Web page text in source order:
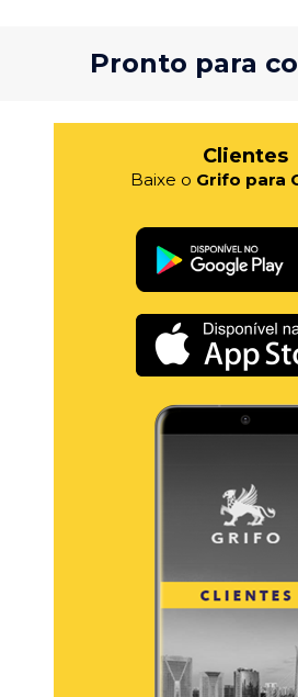
Pronto para
Clientes
Baixe o Grifo para